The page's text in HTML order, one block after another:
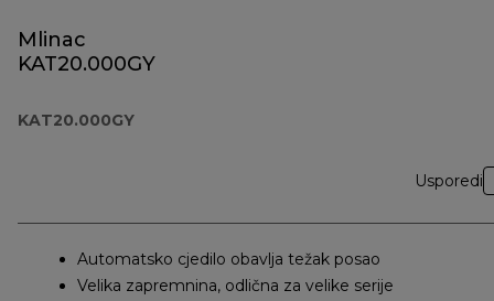
Mlinac
KAT20.000GY
KAT20.000GY
Usporedi
Automatsko cjedilo obavlja težak posao
Velika zapremnina, odlična za velike serije